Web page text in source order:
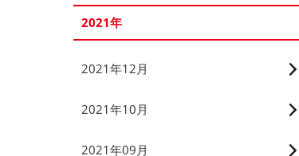
2021年
2021年12月
2021年10月
2021年09月